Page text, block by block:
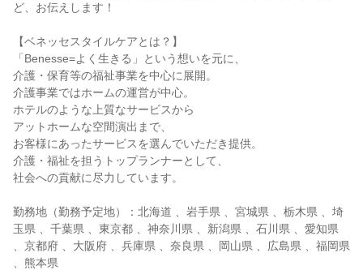
ど、お伝えします！
【ベネッセスタイルケアとは？】
「Benesse=よく生きる」という想いを元に、
介護・保育等の福祉事業を中心に展開。
介護事業ではホームの運営が中心。
ホテルのような上質なサービスから
アットホームな空間演出まで、
お客様にあったサービスを選んでいただき提供。
介護・福祉を担うトップランナーとして、
社会への貢献に尽力しています。
勤務地（勤務予定地）：北海道 、岩手県 、宮城県 、栃木県 、埼
玉県 、千葉県 、東京都 、神奈川県 、新潟県 、石川県 、愛知県
、京都府 、大阪府 、兵庫県 、奈良県 、岡山県 、広島県 、福岡県
、熊本県